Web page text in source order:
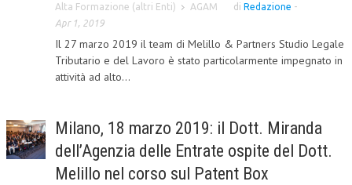
Alta Formazione (altri Enti) AGAM di Redazione -
Apr 1, 2019
Il 27 marzo 2019 il team di Melillo & Partners Studio Legale
Tributario e del Lavoro è stato particolarmente impegnato in
attività ad alto...
Milano, 18 marzo 2019: il Dott. Miranda
dell’Agenzia delle Entrate ospite del Dott.
Melillo nel corso sul Patent Box